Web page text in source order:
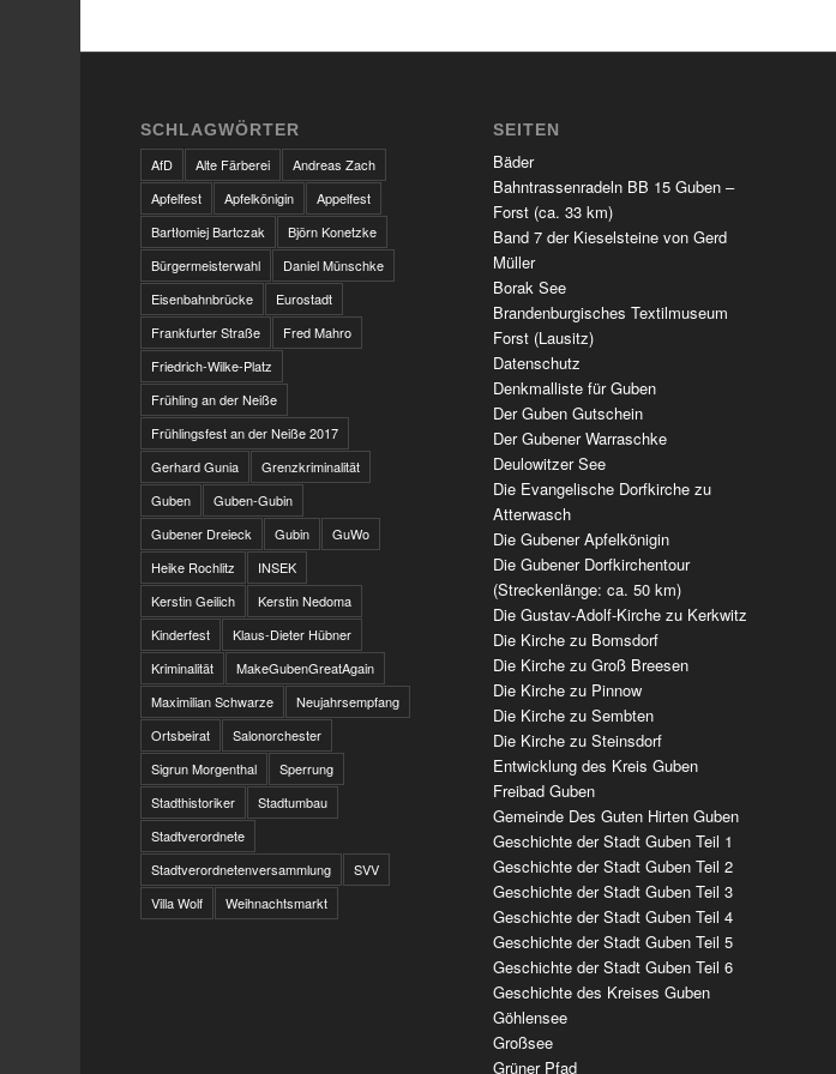
SCHLAGWÖRTER
AfD
Alte Färberei
Andreas Zach
Apfelfest
Apfelkönigin
Appelfest
Bartłomiej Bartczak
Björn Konetzke
Bürgermeisterwahl
Daniel Münschke
Eisenbahnbrücke
Eurostadt
Frankfurter Straße
Fred Mahro
Friedrich-Wilke-Platz
Frühling an der Neiße
Frühlingsfest an der Neiße 2017
Gerhard Gunia
Grenzkriminalität
Guben
Guben-Gubin
Gubener Dreieck
Gubin
GuWo
Heike Rochlitz
INSEK
Kerstin Geilich
Kerstin Nedoma
Kinderfest
Klaus-Dieter Hübner
Kriminalität
MakeGubenGreatAgain
Maximilian Schwarze
Neujahrsempfang
Ortsbeirat
Salonorchester
Sigrun Morgenthal
Sperrung
Stadthistoriker
Stadtumbau
Stadtverordnete
Stadtverordnetenversammlung
SVV
Villa Wolf
Weihnachtsmarkt
SEITEN
Bäder
Bahntrassenradeln BB 15 Guben –
Forst (ca. 33 km)
Band 7 der Kieselsteine von Gerd
Müller
Borak See
Brandenburgisches Textilmuseum
Forst (Lausitz)
Datenschutz
Denkmalliste für Guben
Der Guben Gutschein
Der Gubener Warraschke
Deulowitzer See
Die Evangelische Dorfkirche zu
Atterwasch
Die Gubener Apfelkönigin
Die Gubener Dorfkirchentour
(Streckenlänge: ca. 50 km)
Die Gustav-Adolf-Kirche zu Kerkwitz
Die Kirche zu Bomsdorf
Die Kirche zu Groß Breesen
Die Kirche zu Pinnow
Die Kirche zu Sembten
Die Kirche zu Steinsdorf
Entwicklung des Kreis Guben
Freibad Guben
Gemeinde Des Guten Hirten Guben
Geschichte der Stadt Guben Teil 1
Geschichte der Stadt Guben Teil 2
Geschichte der Stadt Guben Teil 3
Geschichte der Stadt Guben Teil 4
Geschichte der Stadt Guben Teil 5
Geschichte der Stadt Guben Teil 6
Geschichte des Kreises Guben
Göhlensee
Großsee
Grüner Pfad